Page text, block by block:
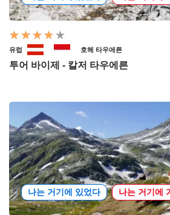
유럽 호헤 타우에른
투어 바이제 - 칼저 타우에른
나는 거기에 있었다 나는 거기에